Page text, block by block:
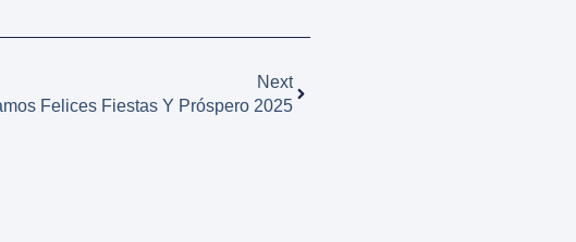
Next
Felices Fiestas Y Próspero 2025